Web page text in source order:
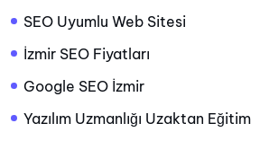
SEO Uyumlu Web Sitesi
İzmir SEO Fiyatları
Google SEO İzmir
Yazılım Uzmanlığı Uzaktan Eğitim